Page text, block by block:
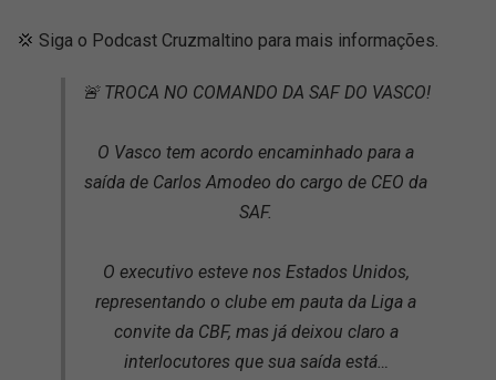
💢 Siga o Podcast Cruzmaltino para mais informações.
🚨 TROCA NO COMANDO DA SAF DO VASCO!
O Vasco tem acordo encaminhado para a
saída de Carlos Amodeo do cargo de CEO da
SAF.
O executivo esteve nos Estados Unidos,
representando o clube em pauta da Liga a
convite da CBF, mas já deixou claro a
interlocutores que sua saída está…